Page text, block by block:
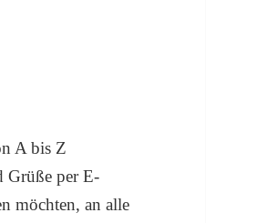
A bis Z
Grüße per E-
möchten, an alle